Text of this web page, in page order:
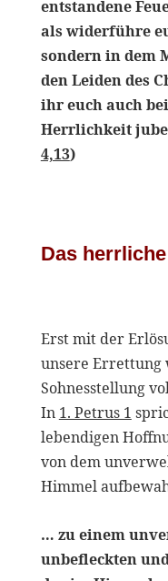
entstandene
als widerführe
sondern in dem
den Leiden des
ihr euch auch
Herrlichkeit
4,13)
Das
Erst mit der
unsere Errettung
Sohnesstellung
In 1. Petrus 1
lebendigen
von dem
Himmel
… zu einem
unbefleckten